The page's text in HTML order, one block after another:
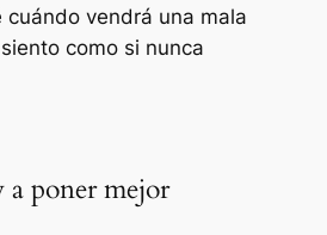
cuándo vendrá una mala
como si nunca
poner mejor